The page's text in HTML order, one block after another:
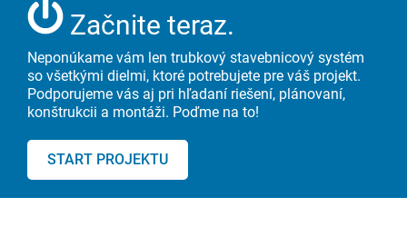
Začnite teraz.
Neponúkame vám len trubkový stavebnicový systém
so všetkými dielmi, ktoré potrebujete pre váš projekt.
Podporujeme vás aj pri hľadaní riešení, plánovaní,
konštrukcii a montáži. Poďme na to!
START PROJEKTU